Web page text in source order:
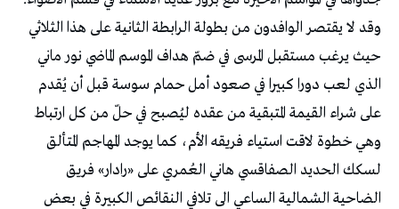
وقد لا يقتصر الوافدون من بطولة الرابطة الثانية على هذا الثلاثي
حيث يرغب مستقبل المرسى في ضمّ هداف الموسم الماضي نور ماني
الذي لعب دورا كبيرا في صعود أمل حمام سوسة قبل أن يُقدم
على شراء القيمة المتبقية من عقده ليُصبح في حلّ من كل ارتباط
وهي خطوة لاقت استياء فريقه الأم، كما يوجد المهاجم المتألق
لسكك الحديد الصفاقسي هاني العُمري على «رادار» فريق
الضاحية الشمالية الساعي الى تلافي النقائص الكبيرة في بعض